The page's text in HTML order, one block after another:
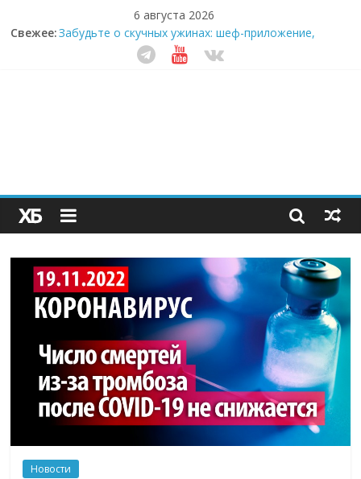
6 августа 2026
Свежее:Забудьте о скучных ужинах: шеф-приложение,
которое видит вашу еду насквозь
Небо зовёт: как бизнес на полётах дронов и
Секрет супергидратации: почему кокосовая вода с
пребиотиками становится главным трендом
здорового питания
Новости